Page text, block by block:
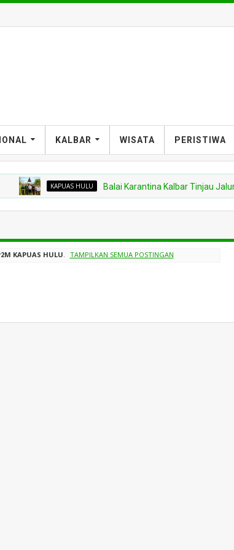
KALBAR WISATA PERISTIWA
KAPUAS HULU Balai Karantina Kalbar Tinjau Jalur
KAPUAS HULU. TAMPILKAN SEMUA POSTINGAN